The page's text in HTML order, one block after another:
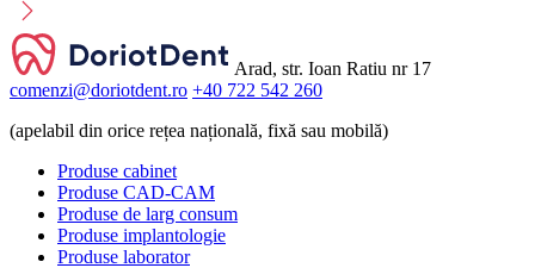
Arad, str. Ioan Ratiu nr 17
comenzi@doriotdent.ro +40 722 542 260
(apelabil din orice rețea națională, fixă sau mobilă)
Produse cabinet
Produse CAD-CAM
Produse de larg consum
Produse implantologie
Produse laborator